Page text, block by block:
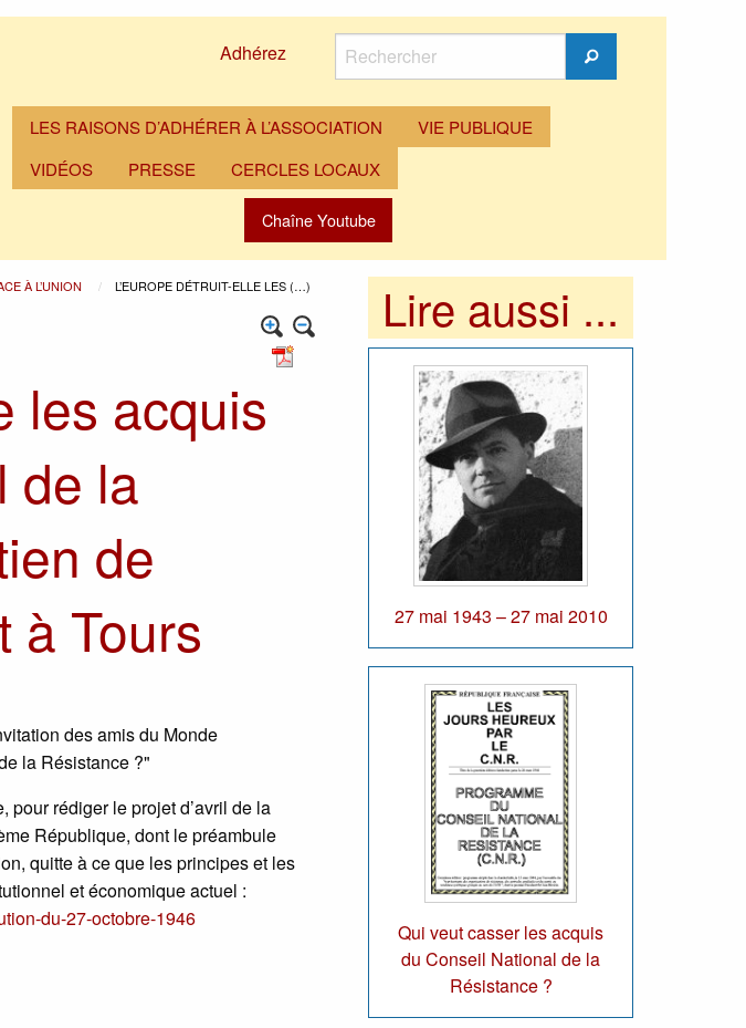
Adhérez
Rechercher
Rechercher
LES RAISONS D’ADHÉRER À L’ASSOCIATION
VIE PUBLIQUE
VIDÉOS
PRESSE CERCLES LOCAUX
Chaîne Youtube
À L’UNION L’EUROPE DÉTRUIT-ELLE LES (…)
les acquis
de la
de
à Tours
des amis du Monde
la Résistance ?"
pour rédiger le projet d’avril de la
République, dont le préambule
quitte à ce que les principes et les
et économique actuel :
du-27-octobre-1946
Lire aussi ...
27 mai 1943 – 27 mai 2010
Qui veut casser les acquis
du Conseil National de la
Résistance ?